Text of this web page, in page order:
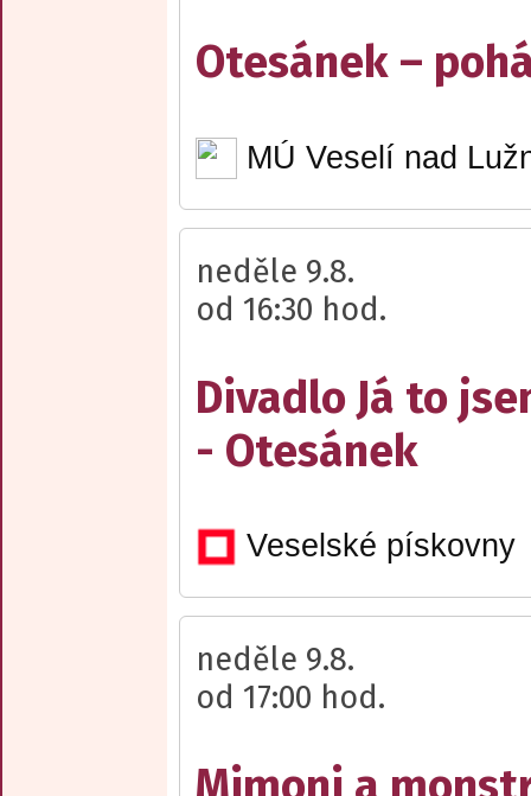
Otesánek –
MÚ Veselí nad
neděle 9.8.
od 16:30 hod.
Divadlo Já to
- Otesánek
Veselské pískovny
neděle 9.8.
od 17:00 hod.